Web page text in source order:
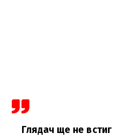
Глядач ще не